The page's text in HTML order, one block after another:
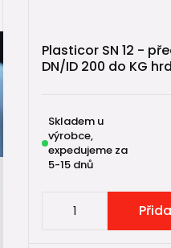
Plasticor SN 12 -
DN/ID 200 do KG
Skladem u
výrobce,
expedujeme za
5-15 dnů